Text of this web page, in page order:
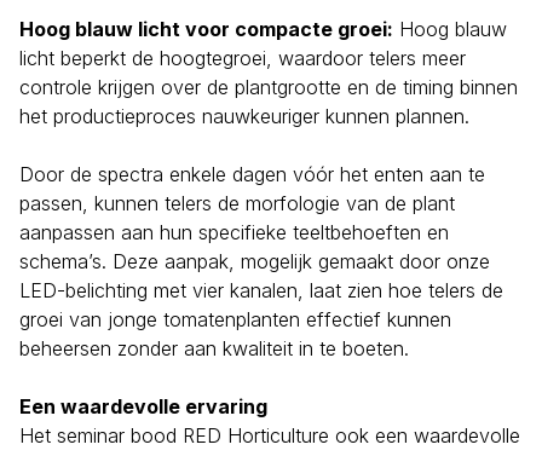
Hoog blauw licht voor compacte groei: Hoog blauw
licht beperkt de hoogtegroei, waardoor telers meer
controle krijgen over de plantgrootte en de timing binnen
het productieproces nauwkeuriger kunnen plannen.
Door de spectra enkele dagen vóór het enten aan te
passen, kunnen telers de morfologie van de plant
aanpassen aan hun specifieke teeltbehoeften en
schema’s. Deze aanpak, mogelijk gemaakt door onze
LED-belichting met vier kanalen, laat zien hoe telers de
groei van jonge tomatenplanten effectief kunnen
beheersen zonder aan kwaliteit in te boeten.
Een waardevolle ervaring
Het seminar bood RED Horticulture ook een waardevolle